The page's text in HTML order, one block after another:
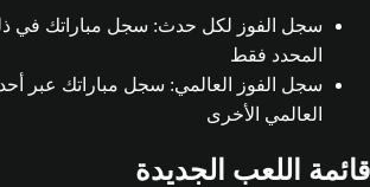
سجل الفوز لكل حدث: سجل مباراتك في
المحدد فقط
سجل الفوز العالمي: سجل مباراتك عبر
العالمي الأخرى
قائمة اللعب الجديدة